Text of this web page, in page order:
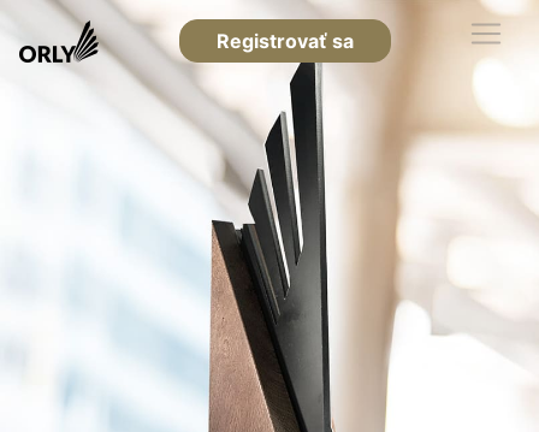
Registrovať sa